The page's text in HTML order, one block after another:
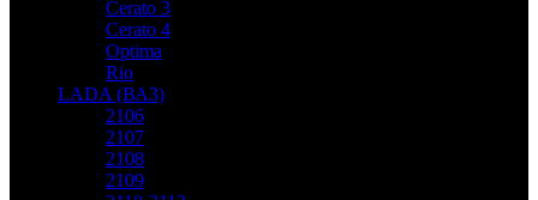
Cerato 3
Cerato 4
Optima
Rio
LADA (ВАЗ)
2106
2107
2108
2109